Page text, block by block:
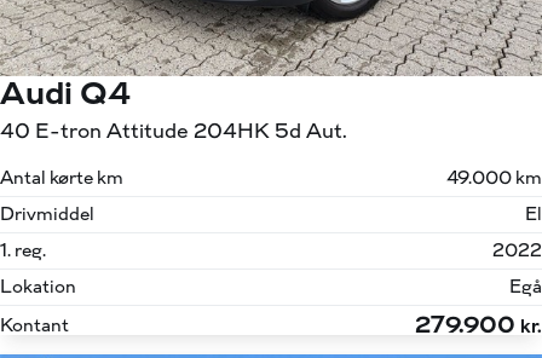
Audi Q4
40 E-tron Attitude 204HK 5d Aut.
Antal kørte km
49.000 km
Drivmiddel
El
1. reg.
2022
Lokation
Egå
Kontant
279.900 kr.